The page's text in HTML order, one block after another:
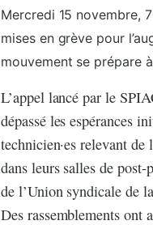
Mercredi 15 novembre,
mises en grève pour
mouvement se prépare
L’appel lancé par le
dépassé les espérances
technicien·es relevant
dans leurs salles de post-
de l’Union syndicale de
Des rassemblements ont